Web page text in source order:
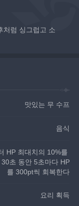
처럼 싱그럽고 소
맛있는 무 수프
음식
HP 최대치의 10%를
초 동안 5초마다 HP
를 300pt씩 회복한다
요리 획득